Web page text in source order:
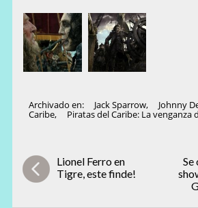
Archivado en: Jack Sparrow, Johnny
Caribe, Piratas del Caribe: La venganza
Lionel Ferro en
Tigre, este finde!